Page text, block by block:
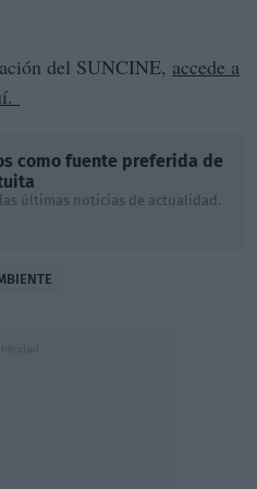
del SUNCINE, accede a
como fuente preferida de
últimas noticias de actualidad.